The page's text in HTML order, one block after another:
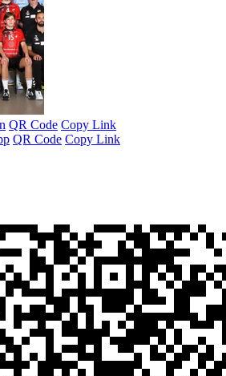
QR Code Copy Link
QR Code Copy Link